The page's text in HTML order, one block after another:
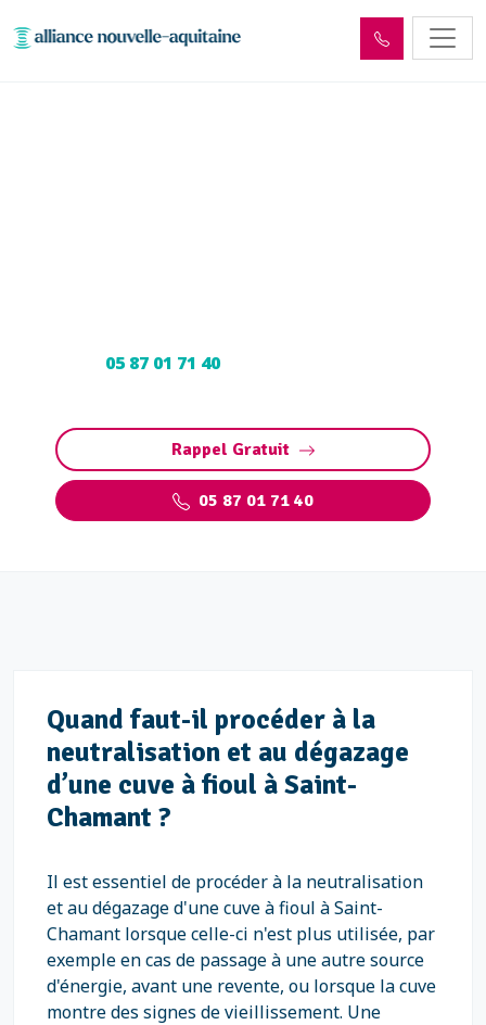
05 87 01 71 40
Rappel Gratuit
05 87 01 71 40
Quand faut-il procéder à la
neutralisation et au dégazage
d’une cuve à fioul à Saint-
Chamant ?
Il est essentiel de procéder à la neutralisation
et au dégazage d'une cuve à fioul à Saint-
Chamant lorsque celle-ci n'est plus utilisée, par
exemple en cas de passage à une autre source
d'énergie, avant une revente, ou lorsque la cuve
montre des signes de vieillissement. Une